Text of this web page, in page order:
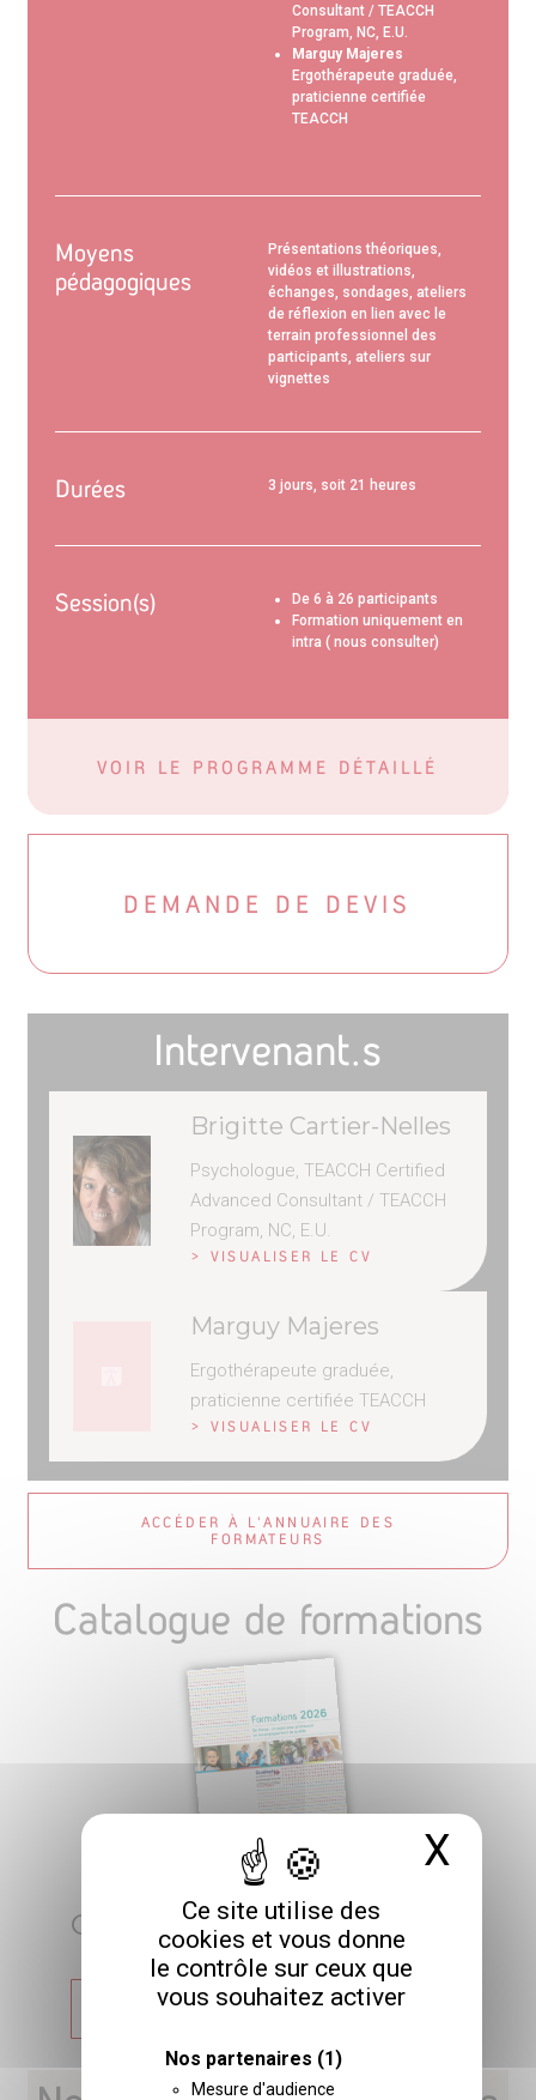
Ce site utilise des
cookies et vous donne
le contrôle sur ceux que
vous souhaitez activer
Nos partenaires (1)
Mesure d'audience
X
Consultant / TEACCH
Program, NC, E.U.
Marguy Majeres
Ergothérapeute graduée,
praticienne certifiée
TEACCH
Moyens
pédagogiques
Présentations théoriques,
vidéos et illustrations,
échanges, sondages, ateliers
de réflexion en lien avec le
terrain professionnel des
participants, ateliers sur
vignettes
Durées 3 jours, soit 21 heures
Session(s)
De 6 à 26 participants
Formation uniquement en
intra ( nous consulter)
VOIR LE PROGRAMME DÉTAILLÉ
DEMANDE DE DEVIS
Intervenant.s
Brigitte Cartier-Nelles
Psychologue, TEACCH Certified
Advanced Consultant / TEACCH
Program, NC, E.U.
> VISUALISER LE CV
Marguy Majeres
Ergothérapeute graduée,
praticienne certifiée TEACCH
> VISUALISER LE CV
ACCÉDER À L'ANNUAIRE DES
FORMATEURS
Catalogue de formations
CATALOGUE 2026
TÉLÉCHARGER